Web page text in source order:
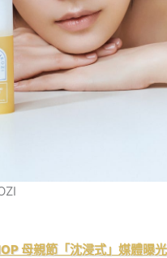
母親節「沈浸式」媒體曝